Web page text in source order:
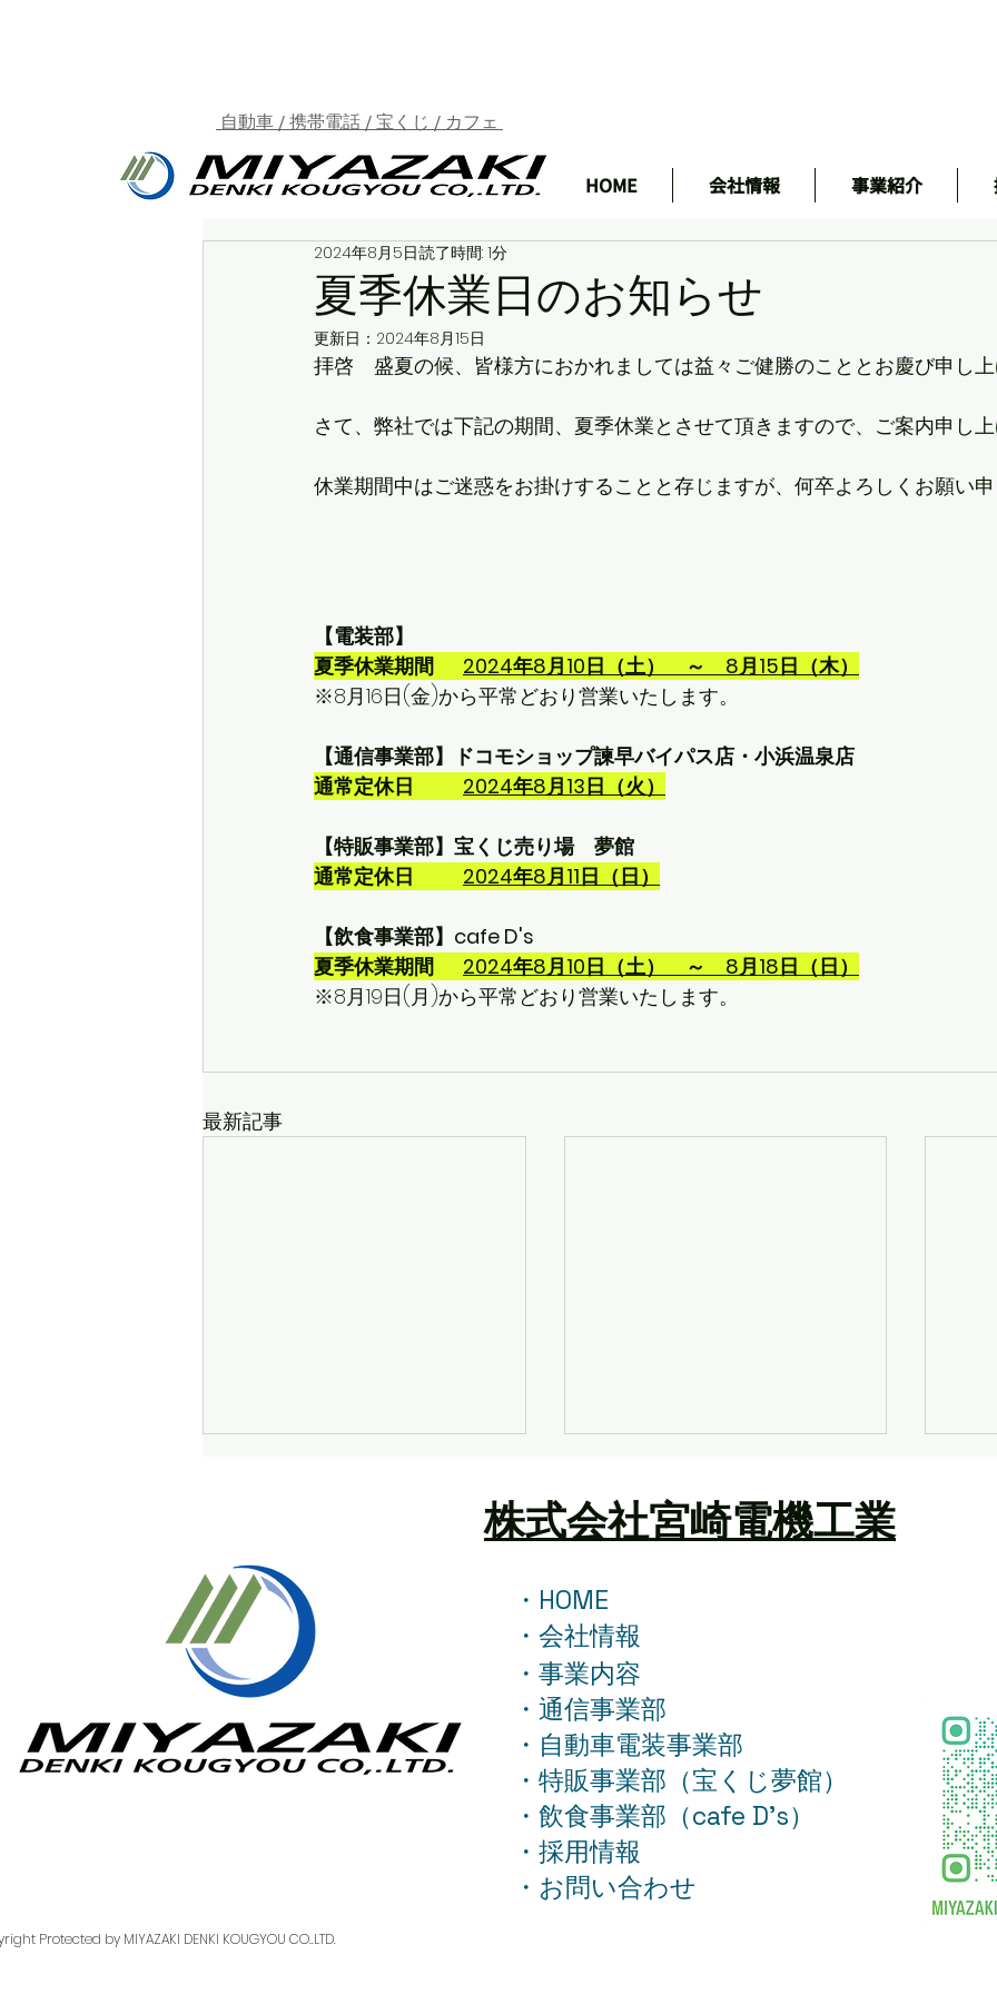
自動車 / 携帯電話 / 宝くじ / カフェ
HOME 会社情報 事業紹介
夏季休業日のお知らせ
2024年8月5日読了時間: 1分
更新日： 2024年8月15日
拝啓　盛夏の候、皆様方におかれましては益々ご健勝のこととお慶び申し
さて、弊社では下記の期間、夏季休業とさせて頂きますので、ご案内申し
休業期間中はご迷惑をお掛けすることと存じますが、何卒よろしくお願い
【電装部】
夏季休業期間 2024年8月10日（土）　～　8月15日（木）
※8月16日(金)から平常どおり営業いたします。
【通信事業部】ドコモショップ諫早バイパス店・小浜温泉店
通常定休日 2024年8月13日（火）
【特販事業部】宝くじ売り場　夢館
通常定休日 2024年8月11日（日）
【飲食事業部】cafe D's
夏季休業期間 2024年8月10日（土）　～　8月18日（日）
※8月19日(月)から平常どおり営業いたします。
最新記事
拝啓 晩春の候、ますますご清栄
のこととお慶び申し上げます。
さて、誠に勝手ながら弊社のゴー
ルデンウィーク期間中の休業日
は、下記の通りとさせていただき
ます。 皆様にはご不便とご迷惑
をおかけいたしますが何卒ご容赦
くださいますようお願い申し上げ
ます。
年末年始の営業時間に関する
ご案内
株式会社宮崎電機工業
・HOME
・会社情報
・事業内容
・通信事業部
・自動車電装事業部
・特販事業部（宝くじ夢館）
・飲食事業部（cafe D's）
・採用情報
・お問い合わせ
Protected by MIYAZAKI DENKI KOUGYOU CO..LTD.